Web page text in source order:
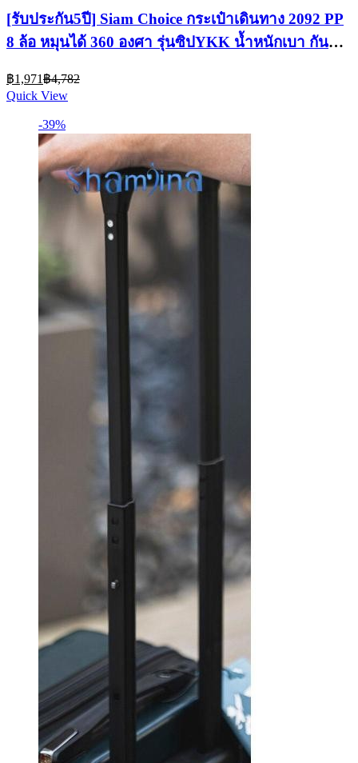
[รับประกัน5ปี] Siam Choice ​กระเป๋าเดินทาง 2092 PP
8 ล้อ หมุนได้ 360 องศา รุ่นซิปYKK น้ำหนักเบา กัน
฿1,971 Current
price
is:
฿1,971.
฿4,782
Quick View
-39%